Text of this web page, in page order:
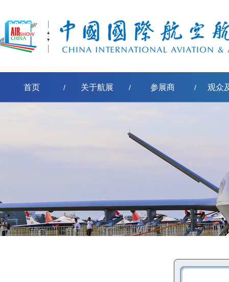
首页 / 关于航展 / 参展商 / 观众
[err:数据源标签'pe-取得节点名称'模板转换